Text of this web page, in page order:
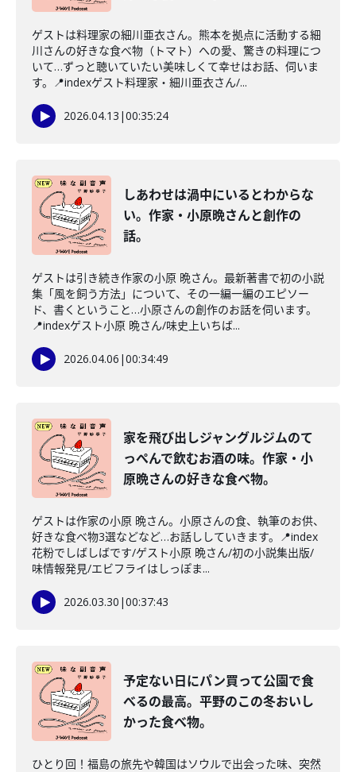
ゲストは料理家の細川亜衣さん。熊本を拠点に活動する細
川さんの好きな食べ物（トマト）への愛、驚きの料理につ
いて…ずっと聴いていたい美味しくて幸せはお話、伺いま
す。📍indexゲスト料理家・細川亜衣さん/...
2026.04.13 |00:35:24
しあわせは渦中にいるとわからな
い。作家・小原晩さんと創作の
話。
ゲストは引き続き作家の小原 晩さん。最新著書で初の小説
集「風を飼う方法」について、その一編一編のエピソー
ド、書くということ…小原さんの創作のお話を伺います。
📍indexゲスト小原 晩さん/味史上いちば...
2026.04.06 |00:34:49
家を飛び出しジャングルジムのて
っぺんで飲むお酒の味。作家・小
原晩さんの好きな食べ物。
ゲストは作家の小原 晩さん。小原さんの食、執筆のお供、
好きな食べ物3選などなど…お話ししていきます。📍index
花粉でしばしばです/ゲスト小原 晩さん/初の小説集出版/
味情報発見/エビフライはしっぽま...
2026.03.30 |00:37:43
予定ない日にパン買って公園で食
べるの最高。平野のこの冬おいし
かった食べ物。
ひとり回！福島の旅先や韓国はソウルで出会った味、突然